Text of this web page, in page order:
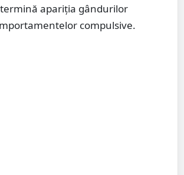
apariția gândurilor
compulsive.